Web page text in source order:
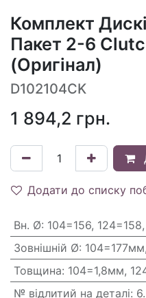
Комплект
Пакет 2-6
(Оригінал)
D102104CK
1 894,2 грн.
Додати до списку
Вн. Ø: 104=156,
Зовнішній Ø:
Товщина: 104=1,8мм,
№ відлитий на деталі: 6.